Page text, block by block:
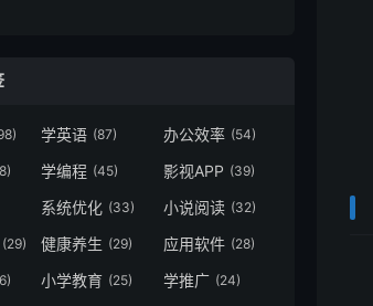
学英语 (87) 办公效率 (54)
学编程 (45) 影视APP (39)
系统优化 (33) 小说阅读 (32)
(29) 健康养生 (29) 应用软件 (28)
小学教育 (25) 学推广 (24)